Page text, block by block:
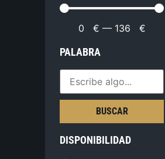
0 € — 136 €
PALABRA
BUSCAR
DISPONIBILIDAD